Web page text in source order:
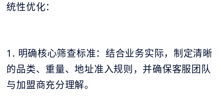
统性优化：
1. 明确核心筛查标准：结合业务实际，制定清晰
的品类、重量、地址准入规则，并确保客服团队
与加盟商充分理解。